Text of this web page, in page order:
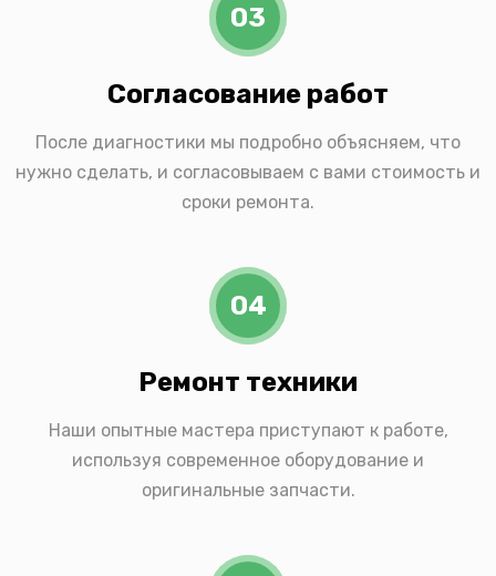
03
Согласование работ
После диагностики мы подробно объясняем, что
нужно сделать, и согласовываем с вами стоимость и
сроки ремонта.
04
Ремонт техники
Наши опытные мастера приступают к работе,
используя современное оборудование и
оригинальные запчасти.